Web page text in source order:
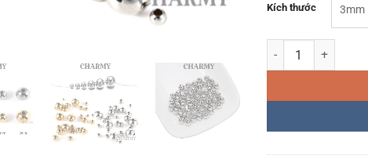
Kích thước 3mm
Hạt Bi Titan không